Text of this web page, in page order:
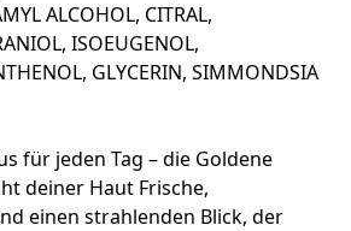
ALCOHOL, CITRAL,
ISOEUGENOL,
GLYCERIN, SIMMONDSIA
für jeden Tag – die Goldene
deiner Haut Frische,
einen strahlenden Blick, der